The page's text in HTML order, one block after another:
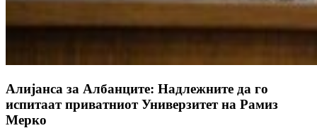
Алијанса за Албанците: Надлежните да го
испитаат приватниот Универзитет на Рамиз
Мерко